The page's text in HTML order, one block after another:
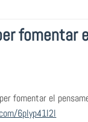
fomentar
fomentar el
6plyp41I2l